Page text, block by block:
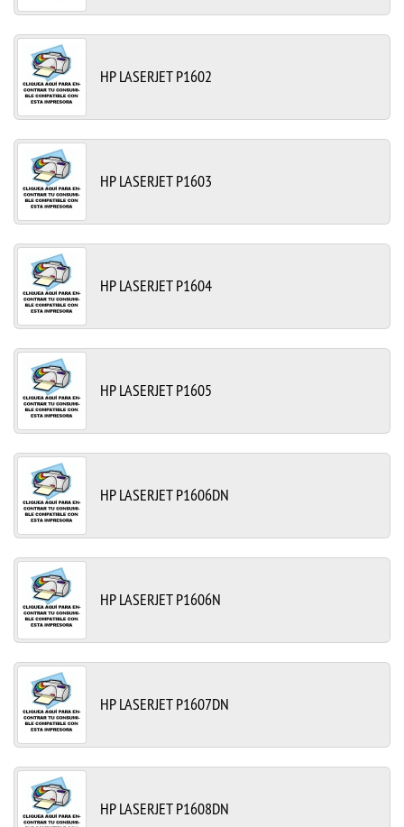
HP LASERJET P1602
HP LASERJET P1603
HP LASERJET P1604
HP LASERJET P1605
HP LASERJET P1606DN
HP LASERJET P1606N
HP LASERJET P1607DN
HP LASERJET P1608DN